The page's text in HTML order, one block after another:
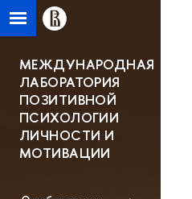
МЕЖДУНАРОДНАЯ
ЛАБОРАТОРИЯ
ПОЗИТИВНОЙ
ПСИХОЛОГИИ
ЛИЧНОСТИ И
МОТИВАЦИИ